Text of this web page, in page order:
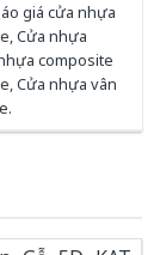
giá cửa nhựa
,Cửa nhựa
composite
,Cửa nhựa vân
.